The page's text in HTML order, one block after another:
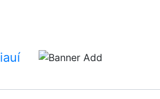
do Piauí